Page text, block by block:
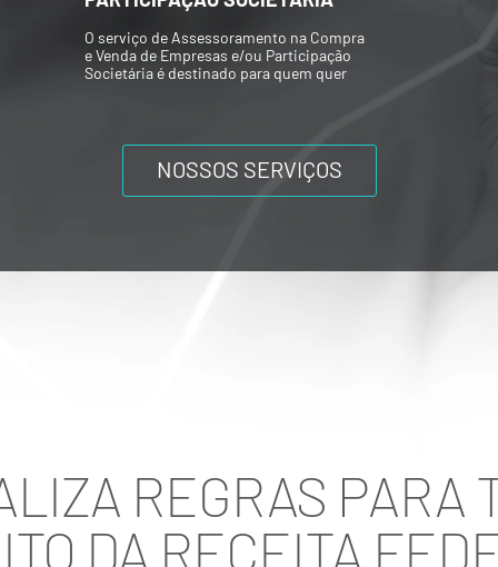
Elaboração de Valuations para aquisição
e/ou venda de participações societárias,
ou mesmo composições societárias entre
NOSSOS SERVIÇOS
REGRAS PARA
DA RECEITA